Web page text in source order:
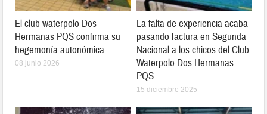
El club waterpolo Dos
Hermanas PQS confirma su
hegemonía autonómica
08 junio 2026
La falta de experiencia acaba
pasando factura en Segunda
Nacional a los chicos del Club
Waterpolo Dos Hermanas
PQS
15 diciembre 2025